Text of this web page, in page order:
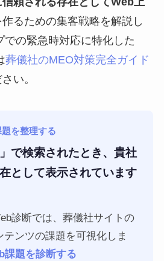
作るための集客戦略を解説し
での緊急時対応に特化した
葬儀社のMEO対策完全ガイド
い。
を整理する
で検索されたとき、貴社
として表示されています
診断では、葬儀社サイトの
テンツの課題を可視化しま
題を診断する